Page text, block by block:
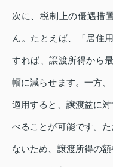
次に、税制上の優遇措
ん。たとえば、「居住
すれば、譲渡所得から
幅に減らせます。一方
適用すると、譲渡益に
べることが可能です。
ないため、譲渡所得の